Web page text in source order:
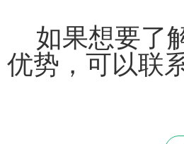
如果想要了
优势，可以联